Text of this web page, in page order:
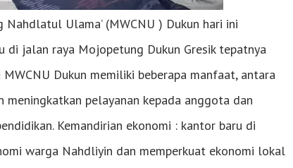
Ulama’ (MWCNU ) Dukun hari ini
jalan raya Mojopetung Dukun Gresik tepatnya
Dukun memiliki beberapa manfaat, antara
pelayanan kepada anggota dan
Kemandirian ekonomi : kantor baru di
warga Nahdliyin dan memperkuat ekonomi lokal